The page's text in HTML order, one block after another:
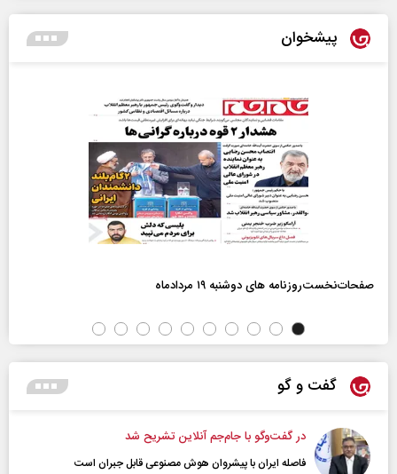
پیشخوان
صفحات‌نخست‌روزنامه ها‌ی دوشنبه ۱۹ مردادماه
گفت و گو
در گفت‌و‌گو با جام‌جم آنلاین تشریح شد
فاصله ایران با پیشرو‌ان هوش مصنوعی قابل جبران است